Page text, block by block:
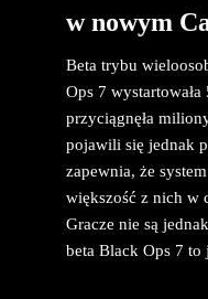
w nowym
Beta trybu
Ops 7
przyciągnęła
pojawili się jednak
zapewnia, że
większość z nich w
Gracze nie są
beta Black Ops 7